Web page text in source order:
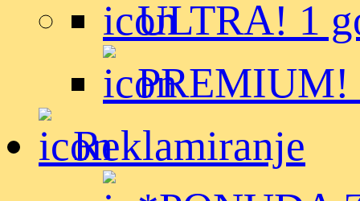
ULTRA! 1
Reklamiranje